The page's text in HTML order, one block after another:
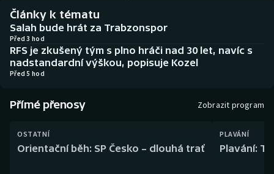
Baseball a softbal
Basketbal
Biatlon
Boby a skeleton
Soutěže
Historické návraty
Aplikace ČT sport
AZ kvíz
Články k tématu
Salah bude hrát za Trabzonspor
Před 3 hod
RFS je zkušený tým s plno hráči nad 30 let, navíc s
nadstandardní výškou, popisuje Kozel
Před 5 hod
Přímé přenosy Zobrazit program
OSTATNÍ
Orientační běh: SP Česko – dlouhá trať
PLAVÁNÍ
Plavání: